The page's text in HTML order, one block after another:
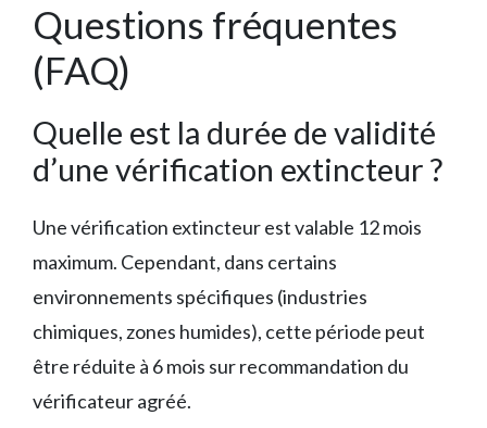
Questions fréquentes
(FAQ)
Quelle est la durée de validité
d’une vérification extincteur ?
Une vérification extincteur est valable 12 mois
maximum. Cependant, dans certains
environnements spécifiques (industries
chimiques, zones humides), cette période peut
être réduite à 6 mois sur recommandation du
vérificateur agréé.